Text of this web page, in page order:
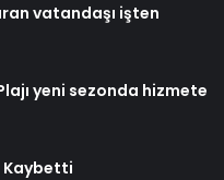
vatandaşı işten
yeni sezonda hizmete
Kaybetti